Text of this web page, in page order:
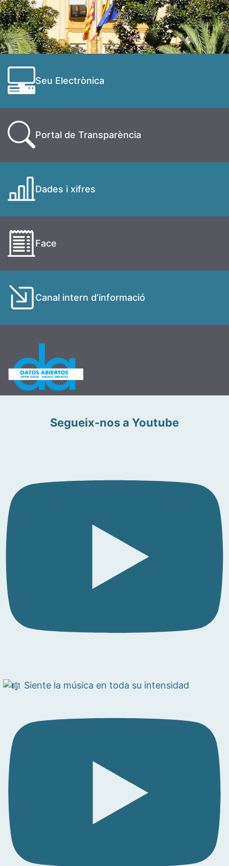
Seu Electrònica
Portal de Transparència
Dades i xifres
Face
Canal intern d’informació
Segueix-nos a Youtube
Siente la música en toda su intensidad